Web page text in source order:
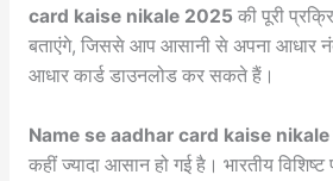
card kaise nikale2025 की पूरी
बताएंगे, जिससे आप आसानी से अपना आधार
आधार कार्ड डाउनलोड कर सकते हैं।
Name se aadhar card kaise nikale
कहीं ज्यादा आसान हो गई है। भारतीय